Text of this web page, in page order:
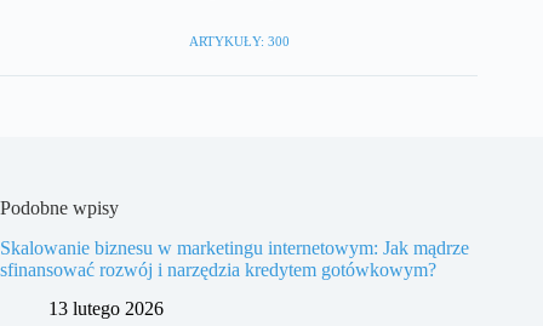
ARTYKUŁY: 300
Podobne wpisy
Skalowanie biznesu w marketingu internetowym: Jak mądrze
sfinansować rozwój i narzędzia kredytem gotówkowym?
13 lutego 2026